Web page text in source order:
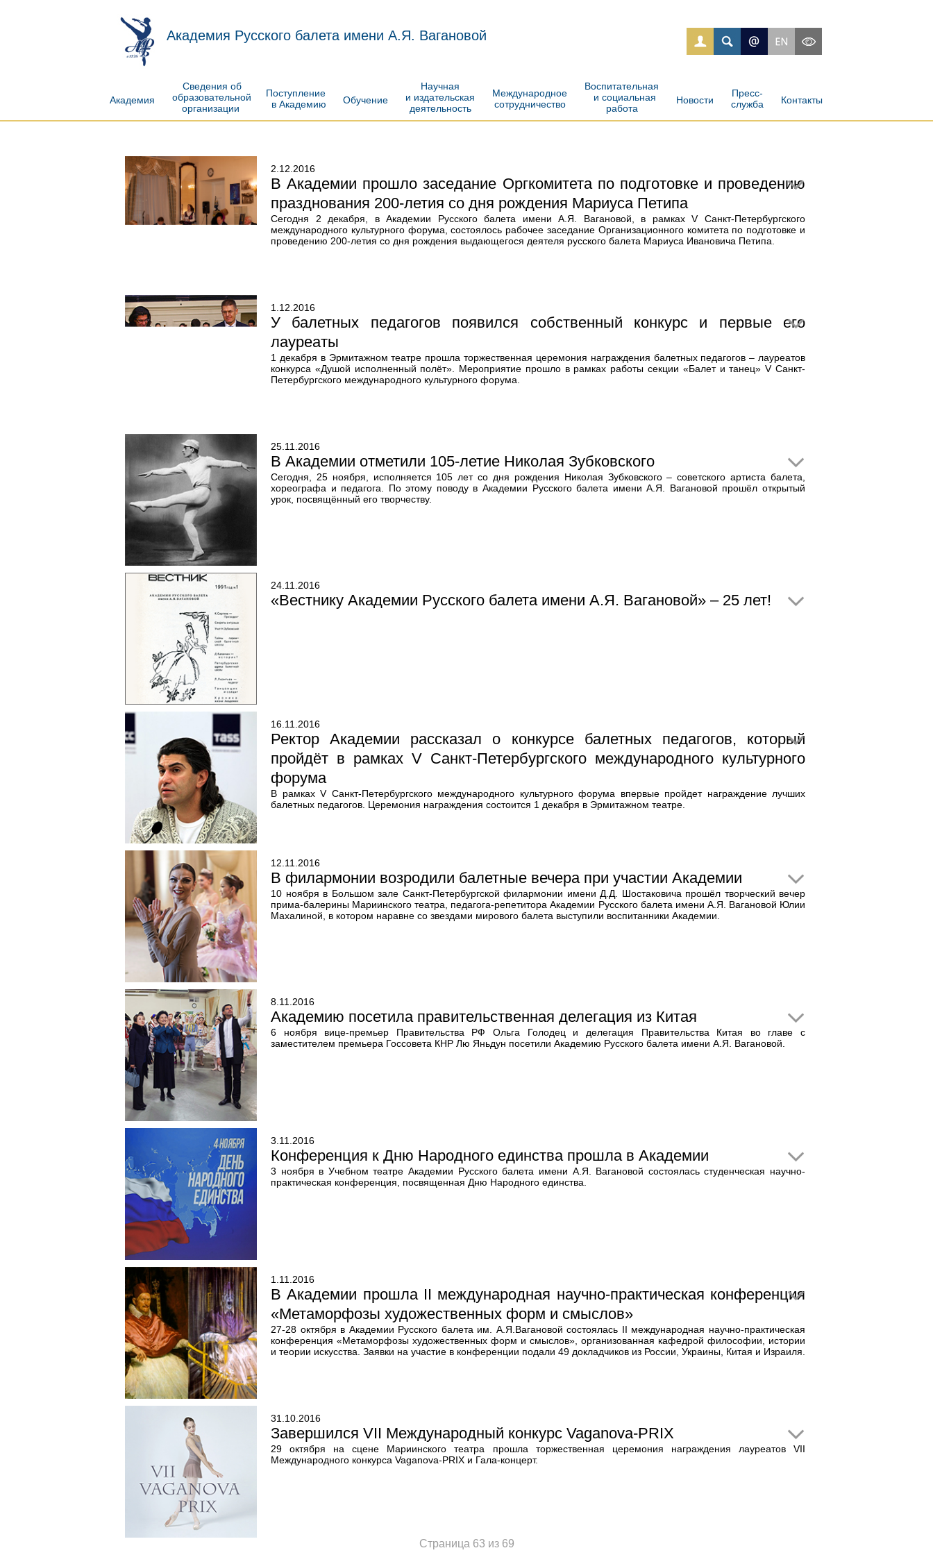
Академия Русского балета имени А.Я. Вагановой
Академия
Сведения об
образовательной
организации
Поступление
в Академию
Обучение
Научная
и издательская
деятельность
Международное
сотрудничество
Воспитательная
и социальная
работа
Новости
Пресс-
служба
Контакты
2.12.2016
В Академии прошло заседание Оргкомитета по подготовке и проведению
празднования 200-летия со дня рождения Мариуса Петипа
Сегодня 2 декабря, в Академии Русского балета имени А.Я. Вагановой, в рамках V Санкт-Петербургского
международного культурного форума, состоялось рабочее заседание Организационного комитета по подготовке и
проведению 200-летия со дня рождения выдающегося деятеля русского балета Мариуса Ивановича Петипа.
1.12.2016
У балетных педагогов появился собственный конкурс и первые его
лауреаты
1 декабря в Эрмитажном театре прошла торжественная церемония награждения балетных педагогов – лауреатов
конкурса «Душой исполненный полёт». Мероприятие прошло в рамках работы секции «Балет и танец» V Санкт-
Петербургского международного культурного форума.
25.11.2016
В Академии отметили 105-летие Николая Зубковского
Сегодня, 25 ноября, исполняется 105 лет со дня рождения Николая Зубковского – советского артиста балета,
хореографа и педагога. По этому поводу в Академии Русского балета имени А.Я. Вагановой прошёл открытый
урок, посвящённый его творчеству.
24.11.2016
«Вестнику Академии Русского балета имени А.Я. Вагановой» – 25 лет!
16.11.2016
Ректор Академии рассказал о конкурсе балетных педагогов, который
пройдёт в рамках V Санкт-Петербургского международного культурного
форума
В рамках V Санкт-Петербургского международного культурного форума впервые пройдет награждение лучших
балетных педагогов. Церемония награждения состоится 1 декабря в Эрмитажном театре.
12.11.2016
В филармонии возродили балетные вечера при участии Академии
10 ноября в Большом зале Санкт-Петербургской филармонии имени Д.Д. Шостаковича прошёл творческий вечер
прима-балерины Мариинского театра, педагога-репетитора Академии Русского балета имени А.Я. Вагановой Юлии
Махалиной, в котором наравне со звездами мирового балета выступили воспитанники Академии.
8.11.2016
Академию посетила правительственная делегация из Китая
6 ноября вице-премьер Правительства РФ Ольга Голодец и делегация Правительства Китая во главе с
заместителем премьера Госсовета КНР Лю Яньдун посетили Академию Русского балета имени А.Я. Вагановой.
3.11.2016
Конференция к Дню Народного единства прошла в Академии
3 ноября в Учебном театре Академии Русского балета имени А.Я. Вагановой состоялась студенческая научно-
практическая конференция, посвященная Дню Народного единства.
1.11.2016
В Академии прошла II международная научно-практическая конференция
«Метаморфозы художественных форм и смыслов»
27-28 октября в Академии Русского балета им. А.Я.Вагановой состоялась II международная научно-практическая
конференция «Метаморфозы художественных форм и смыслов», организованная кафедрой философии, истории
и теории искусства. Заявки на участие в конференции подали 49 докладчиков из России, Украины, Китая и Израиля.
31.10.2016
Завершился VII Международный конкурс Vaganova-PRIX
29 октября на сцене Мариинского театра прошла торжественная церемония награждения лауреатов VII
Международного конкурса Vaganova-PRIX и Гала-концерт.
Страница 63 из 69